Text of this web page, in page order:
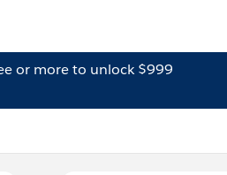
or more to unlock $999